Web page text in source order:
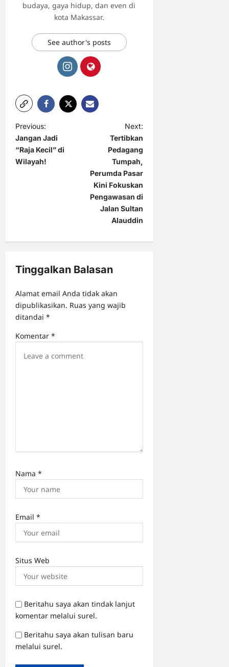
budaya, gaya hidup, dan even di
kota Makassar.
See author's posts
P
o
s
i
a
i
o
n
Previous:
Jangan Jadi
“Raja Kecil” di
Wilayah!
Next:
Tertibkan
Pedagang
Tumpah,
Perumda Pasar
Kini Fokuskan
Pengawasan di
Jalan Sultan
Alauddin
Tinggalkan Balasan
Alamat email Anda tidak akan
dipublikasikan. Ruas yang wajib
ditandai *
Komentar *
Nama *
Email *
Situs Web
Beritahu saya akan tindak lanjut
komentar melalui surel.
Beritahu saya akan tulisan baru
melalui surel.